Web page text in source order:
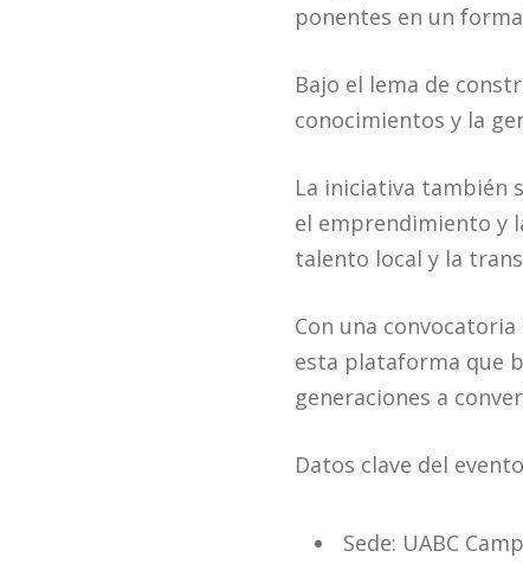
ponentes en un
Bajo el lema de
conocimientos y la
La iniciativa también
el emprendimiento y
talento local y la
Con una
esta plataforma que
generaciones a
Datos clave del evento
Sede: UABC